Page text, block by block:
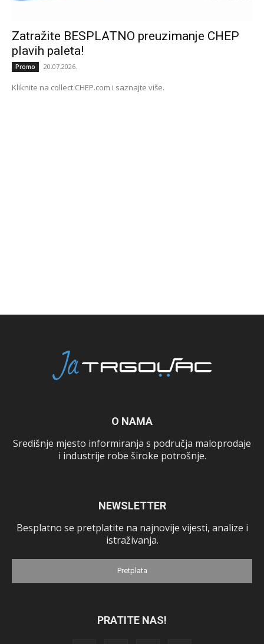
Zatražite BESPLATNO preuzimanje CHEP
plavih paleta!
Promo 20.07.2026.
Kliknite na collect.CHEP.com i saznajte više.
O NAMA
Središnje mjesto informiranja s područja maloprodaje
i industrije robe široke potrošnje.
NEWSLETTER
Besplatno se pretplatite na najnovije vijesti, analize i
istraživanja.
Pretplata
PRATITE NAS!